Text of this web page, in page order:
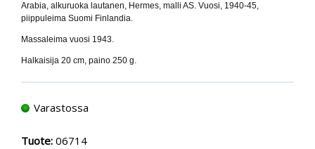
Arabia, alkuruoka lautanen, Hermes, malli AS. Vuosi, 1940-45,
piippuleima Suomi Finlandia.
Massaleima vuosi 1943.
Halkaisija 20 cm, paino 250 g.
Varastossa
Tuote: 06714